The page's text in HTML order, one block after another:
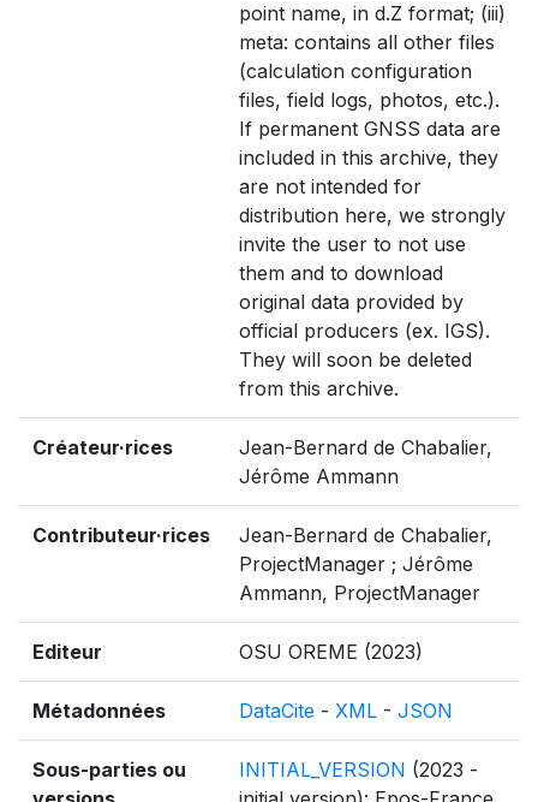
point name, in d.Z format; (iii)
meta: contains all other files
(calculation configuration
files, field logs, photos, etc.).
If permanent GNSS data are
included in this archive, they
are not intended for
distribution here, we strongly
invite the user to not use
them and to download
original data provided by
official producers (ex. IGS).
They will soon be deleted
from this archive.
Créateur·rices
Jean-Bernard de Chabalier,
Jérôme Ammann
Contributeur·rices
Jean-Bernard de Chabalier,
ProjectManager ; Jérôme
Ammann, ProjectManager
Editeur OSU OREME (2023)
Métadonnées DataCite - XML - JSON
Sous-parties ou
INITIAL_VERSION (2023 -